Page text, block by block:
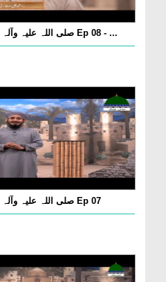
Khandan e Rasool صلی اللہ علیہ وآلہ وسلم Ep 08 - ...
Khandan e Rasool صلی اللہ علیہ وآلہ وسلم Ep 07